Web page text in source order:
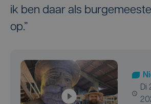
ik ben daar als
op.”
di 26 december